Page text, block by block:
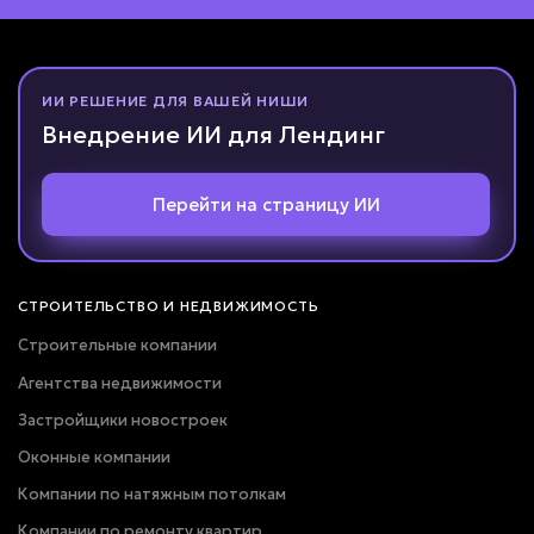
Вернуться к опросу
ИИ РЕШЕНИЕ ДЛЯ ВАШЕЙ НИШИ
Внедрение ИИ для Лендинг
Перейти на страницу ИИ
СТРОИТЕЛЬСТВО И НЕДВИЖИМОСТЬ
Строительные компании
Агентства недвижимости
Застройщики новостроек
Оконные компании
Компании по натяжным потолкам